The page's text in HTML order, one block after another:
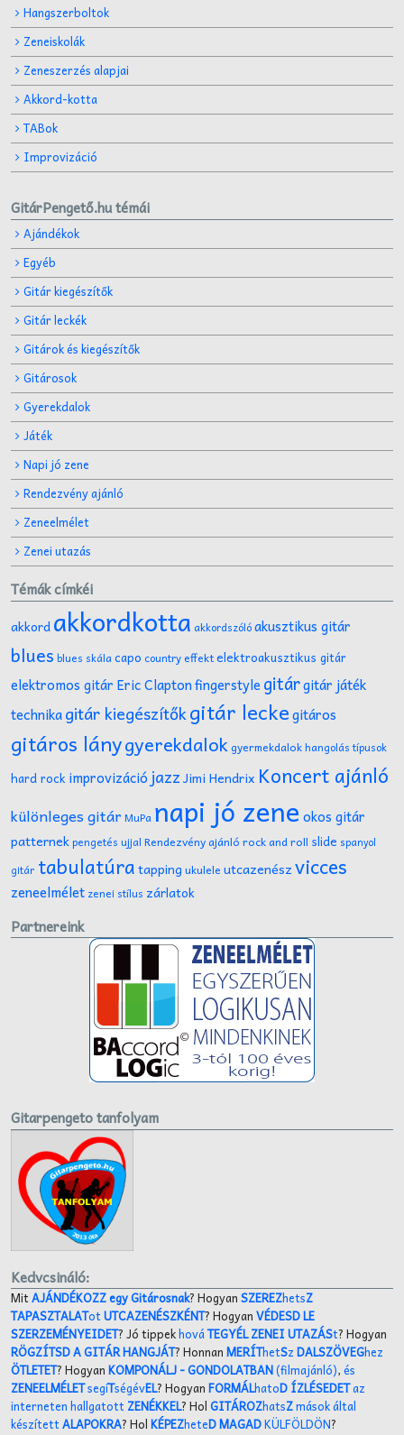
Hangszerboltok
Zeneiskolák
Zeneszerzés alapjai
Akkord-kotta
TABok
Improvizáció
GitárPengető.hu témái
Ajándékok
Egyéb
Gitár kiegészítők
Gitár leckék
Gitárok és kiegészítők
Gitárosok
Gyerekdalok
Játék
Napi jó zene
Rendezvény ajánló
Zeneelmélet
Zenei utazás
Témák címkéi
akkordakkordkotta akkordszólóakusztikus gitár
blues blues skálacapo country effektelektroakusztikus gitár
elektromos gitár Eric Claptonfingerstyle gitárgitár játék
technikagitár kiegészítőkgitár leckegitáros
gitáros lánygyerekdalokgyermekdalokhangolás típusok
hard rock improvizáció jazzJimi Hendrix Koncert ajánló
különleges gitár MuPa napi jó zene okos gitár
patternekpengetés ujjal Rendezvény ajánló rock and roll slide spanyol
gitár tabulatúratapping ukulele utcazenészvicces
zeneelmélet zenei stílus zárlatok
Partnereink
Gitarpengeto tanfolyam
Kedvcsináló:
MitAJÁNDÉKOZZ egy Gitárosnak? HogyanSZEREZhetsZ
TAPASZTALATotUTCAZENÉSZKÉNT? HogyanVÉDESD LE
SZERZEMÉNYEIDET? Jó tippekhováTEGYÉL ZENEI UTAZÁSt? Hogyan
RÖGZÍTSD A GITÁR HANGJÁT? HonnanMERÍThetSzDALSZÖVEGhez
ÖTLETET? HogyanKOMPONÁLJ- GONDOLATBAN(filmajánló),és
ZENEELMÉLETsegíTségévEL? HogyanFORMÁLhatoD ÍZLÉSEDETaz
interneten hallgatott ZENÉKKEL? HolGITÁROZhatsZmások által
készítettALAPOKRA? HolKÉPEZheteD MAGADKÜLFÖLDÖN?